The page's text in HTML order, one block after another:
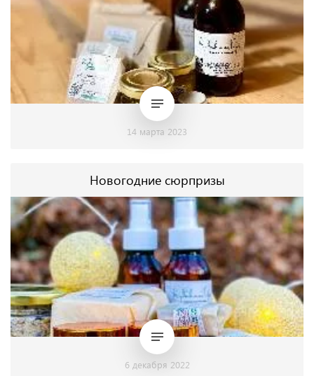
14 марта 2023
Новогодние сюрпризы
6 декабря 2022